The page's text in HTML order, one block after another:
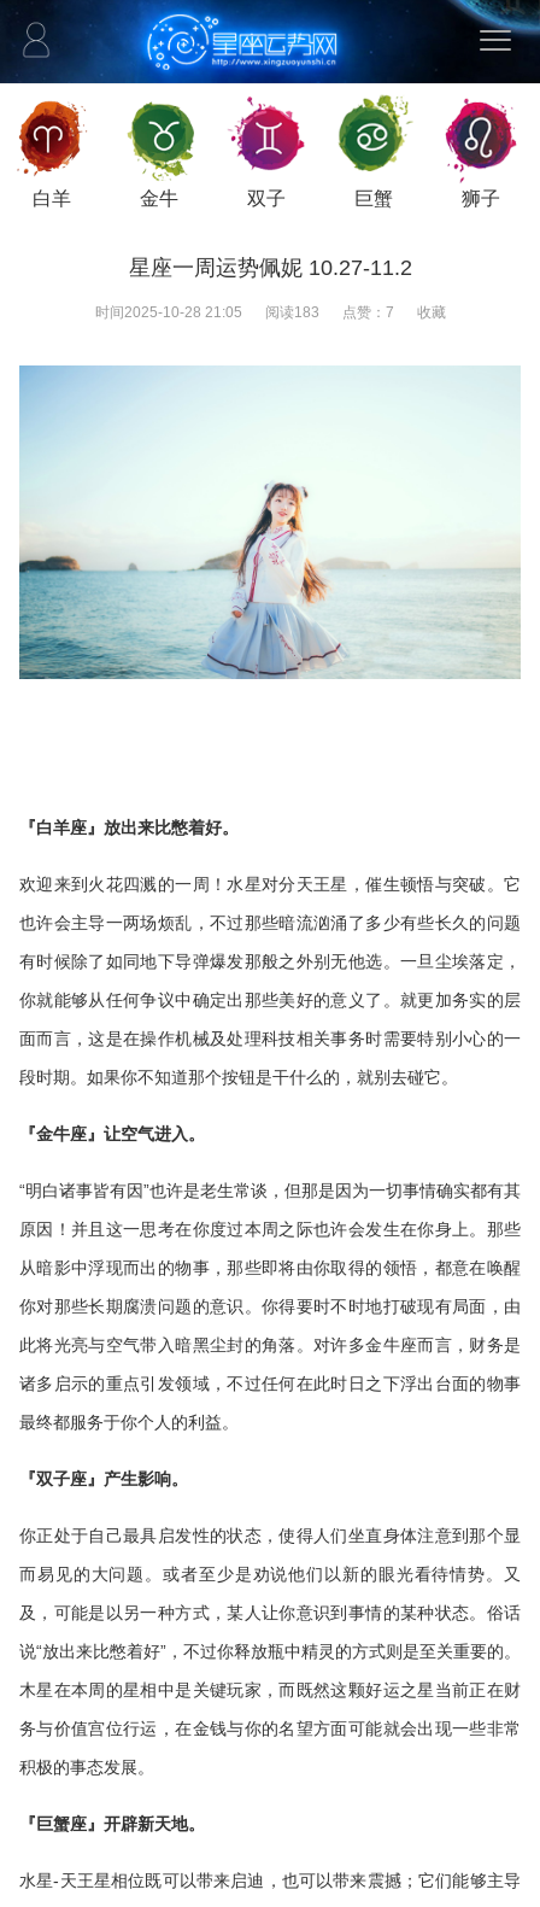
白羊 金牛 双子 巨蟹 狮子
星座一周运势佩妮 10.27-11.2
时间2025-10-28 21:05 阅读183 点赞： 7 收藏
『白羊座』放出来比憋着好。
欢迎来到火花四溅的一周！水星对分天王星，催生顿悟与突破。它
也许会主导一两场烦乱，不过那些暗流汹涌了多少有些长久的问题
有时候除了如同地下导弹爆发那般之外别无他选。一旦尘埃落定，
你就能够从任何争议中确定出那些美好的意义了。就更加务实的层
面而言，这是在操作机械及处理科技相关事务时需要特别小心的一
段时期。如果你不知道那个按钮是干什么的，就别去碰它。
『金牛座』让空气进入。
“明白诸事皆有因”也许是老生常谈，但那是因为一切事情确实都有其
原因！并且这一思考在你度过本周之际也许会发生在你身上。那些
从暗影中浮现而出的物事，那些即将由你取得的领悟，都意在唤醒
你对那些长期腐溃问题的意识。你得要时不时地打破现有局面，由
此将光亮与空气带入暗黑尘封的角落。对许多金牛座而言，财务是
诸多启示的重点引发领域，不过任何在此时日之下浮出台面的物事
最终都服务于你个人的利益。
『双子座』产生影响。
你正处于自己最具启发性的状态，使得人们坐直身体注意到那个显
而易见的大问题。或者至少是劝说他们以新的眼光看待情势。又
及，可能是以另一种方式，某人让你意识到事情的某种状态。俗话
说“放出来比憋着好”，不过你释放瓶中精灵的方式则是至关重要的。
木星在本周的星相中是关键玩家，而既然这颗好运之星当前正在财
务与价值宫位行运，在金钱与你的名望方面可能就会出现一些非常
积极的事态发展。
『巨蟹座』开辟新天地。
水星-天王星相位既可以带来启迪，也可以带来震撼；它们能够主导